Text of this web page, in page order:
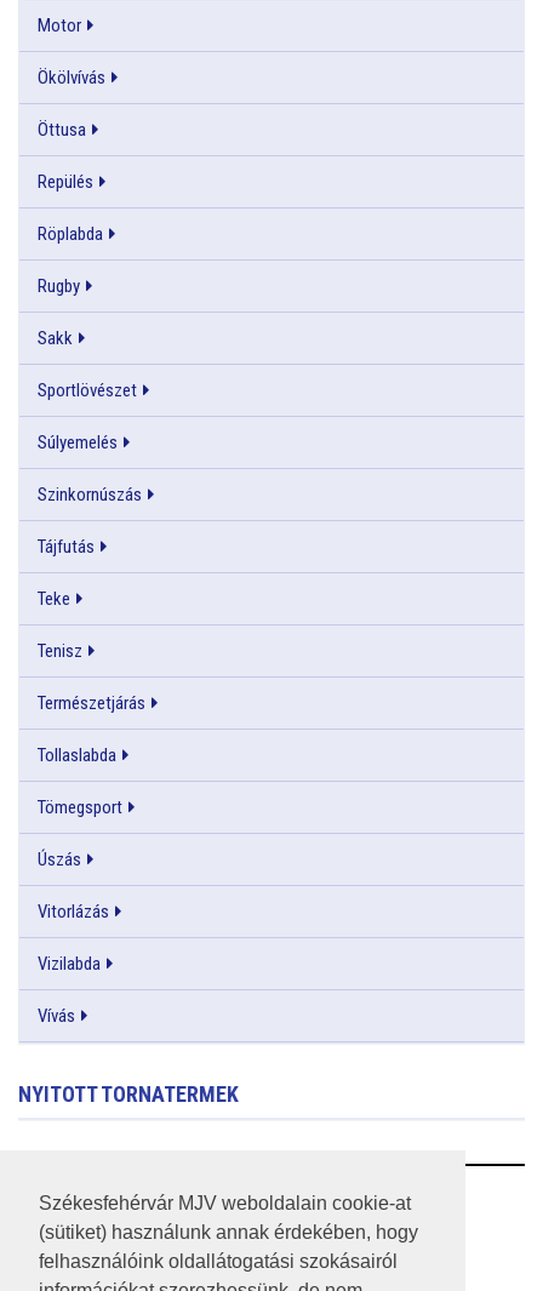
Székesfehérvár MJV weboldalain cookie-at
(sütiket) használunk annak érdekében, hogy
felhasználóink oldallátogatási szokásairól
Motor
Ökölvívás
Öttusa
Repülés
Röplabda
Rugby
Sakk
Sportlövészet
Súlyemelés
Szinkornúszás
Tájfutás
Teke
Tenisz
Természetjárás
Tollaslabda
Tömegsport
Úszás
Vitorlázás
Vizilabda
Vívás
NYITOTT TORNATERMEK
RSS
A HONLAP 2017.03.31-I ÁLLAPOTA